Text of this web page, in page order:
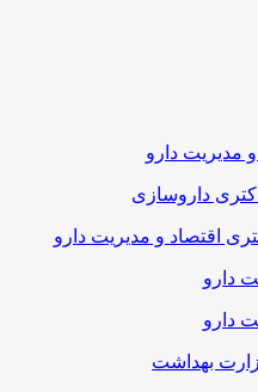
مدیریت دارو
داروسازی
اقتصاد و مدیریت دارو
دارو
دارو
بهداشت